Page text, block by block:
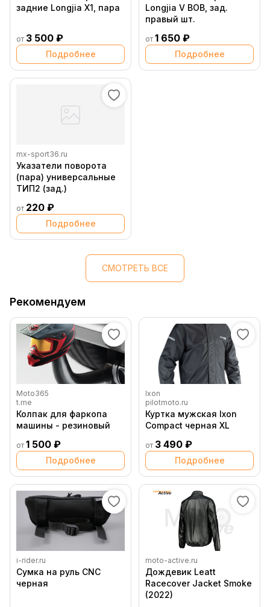
задние Longjia X1, пара
от 3 500 ₽
Подробнее
Longjia V BOB, зад.
правый шт.
от 1 650 ₽
Подробнее
mx-sport36.ru
Указатели поворота
(пара) универсальные
ТИП2 (зад.)
от 220 ₽
Подробнее
СМОТРЕТЬ ВСЕ
Рекомендуем
Moto365
t.me
Колпак для фаркопа
машины - резиновый
от 1 500 ₽
Подробнее
Ixon
pilotmoto.ru
Куртка мужская Ixon
Compact черная XL
от 3 490 ₽
Подробнее
i-rider.ru
Сумка на руль CNC
черная
moto-active.ru
Дождевик Leatt
Racecover Jacket Smoke
(2022)